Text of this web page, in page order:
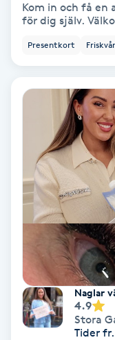
Face framing
Fet hårbotten
Fettreducering
Fibromassage
Fotmassage
Fotsvamp
Kom in och få en
för dig själv.
Presentkort
Naglar
4.9
Stora
Tider